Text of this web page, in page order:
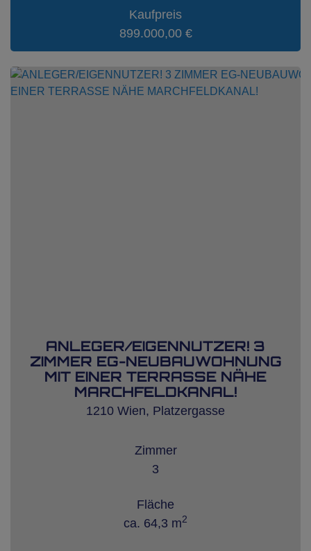
Kaufpreis
899.000,00 €
ANLEGER/EIGENNUTZER! 3
ZIMMER EG-NEUBAUWOHNUNG
MIT EINER TERRASSE NÄHE
MARCHFELDKANAL!
1210 Wien, Platzergasse
Zimmer
3
Fläche
ca. 64,3 m2